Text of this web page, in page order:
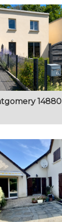
14880